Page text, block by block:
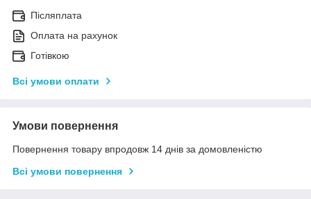
Післяплата
Оплата на рахунок
Готівкою
Всі умови оплати
Умови повернення
Повернення товару впродовж 14 днів за домовленістю
Всі умови повернення